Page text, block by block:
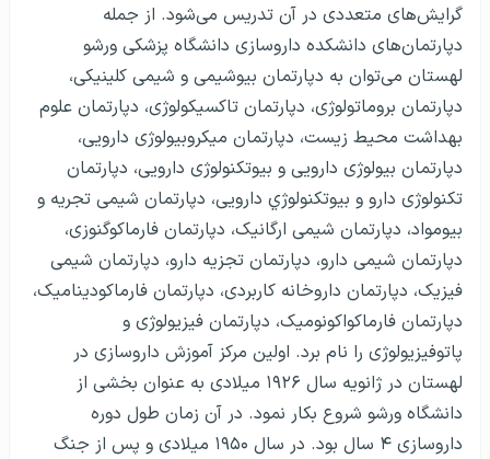
گرایش‌های متعددی در آن تدریس می‌شود. از جمله
دپارتمان‌های دانشکده داروسازی دانشگاه پزشکی ورشو
لهستان می‌توان به دپارتمان بیوشیمی و شیمی کلینیکی،
دپارتمان بروماتولوژی، دپارتمان تاکسیکولوژی، دپارتمان علوم
بهداشت محیط زیست، دپارتمان میکروبیولوژی دارویی،
دپارتمان بیولوژی دارویی و بیوتکنولوژی دارویی، دپارتمان
تکنولوژی دارو و بیوتکنولوژي دارویی، دپارتمان شیمی تجریه و
بیومواد، دپارتمان شیمی ارگانیک، دپارتمان فارماکوگنوزی،
دپارتمان شیمی دارو، دپارتمان تجزیه دارو، دپارتمان شیمی
فیزیک، دپارتمان داروخانه کاربردی، دپارتمان فارماکودینامیک،
دپارتمان فارماکو‌اکونومیک، دپارتمان فیزیولوژی و
پاتوفیزیولوژی را نام برد. اولین مرکز آموزش داروسازی در
لهستان در ژانویه سال ۱۹۲۶ میلادی به عنوان بخشی از
دانشگاه ورشو شروع بکار نمود. در آن زمان طول دوره
داروسازی ۴ سال بود. در سال ۱۹۵۰ میلادی و پس از جنگ